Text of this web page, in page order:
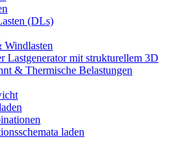
(DLs)
Windlasten
Lastgenerator mit strukturellem 3D
& Thermische Belastungen
laden